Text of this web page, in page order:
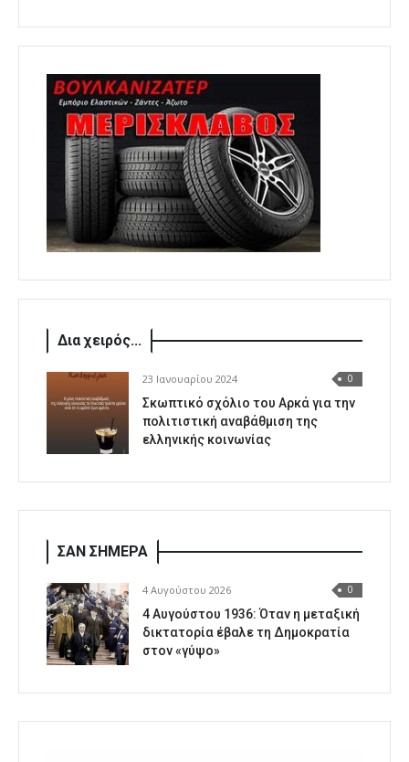
Δια χειρός...
23 Ιανουαρίου 2024 0
Σκωπτικό σχόλιο του Αρκά για την
πολιτιστική αναβάθμιση της
ελληνικής κοινωνίας
ΣΑΝ ΣΗΜΕΡΑ
4 Αυγούστου 2026 0
4 Αυγούστου 1936: Όταν η μεταξική
δικτατορία έβαλε τη Δημοκρατία
στον «γύψο»